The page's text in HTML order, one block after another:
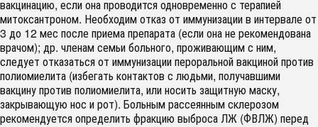
вакцинацию, если она проводится одновременно с терапией
митоксантроном. Необходим отказ от иммунизации в интервале от
3 до 12 мес после приема препарата (если она не рекомендована
врачом); др. членам семьи больного, проживающим с ним,
следует отказаться от иммунизации пероральной вакциной против
полиомиелита (избегать контактов с людьми, получавшими
вакцину против полиомиелита, или носить защитную маску,
закрывающую нос и рот). Больным рассеянным склерозом
рекомендуется определить фракцию выброса ЛЖ (ФВЛЖ) перед